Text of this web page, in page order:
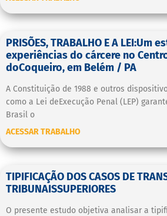
PRISÕES, TRABALHO E A LEI:Um
experiências do cárcere no
doCoqueiro, em Belém / PA
A Constituição de 1988 e outros
como a Lei deExecução Penal (LEP)
Brasil o
ACESSAR TRABALHO
TIPIFICAÇÃO DOS CASOS DE
TRIBUNAISSUPERIORES
O presente estudo objetiva analisar a